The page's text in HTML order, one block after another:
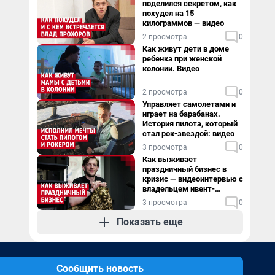
поделился секретом, как
похудел на 15
килограммов — видео
2 просмотра 0
Как живут дети в доме
ребенка при женской
колонии. Видео
2 просмотра 0
Управляет самолетами и
играет на барабанах.
История пилота, который
стал рок-звездой: видео
3 просмотра 0
Как выживает
праздничный бизнес в
кризис — видеоинтервью с
владельцем ивент-
агентства
3 просмотра 0
Показать еще
Сообщить новость